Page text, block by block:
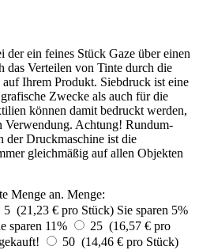
der ein feines Stück Gaze über einen
das Verteilen von Tinte durch die
Ihrem Produkt. Siebdruck ist eine
Zwecke als auch für die
können damit bedruckt werden,
Verwendung. Achtung! Rundum-
der Druckmaschine ist die
gleichmäßig auf allen Objekten
Menge an. Menge:
5 (21,23 € pro Stück) Sie sparen 5%
sparen 11%
25 (16,57 € pro
50 (14,46 € pro Stück)